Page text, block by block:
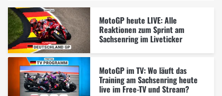
MotoGP heute LIVE: Alle
Reaktionen zum Sprint am
Sachsenring im Liveticker
MotoGP im TV: Wo läuft das
Training am Sachsenring heute
live im Free-TV und Stream?